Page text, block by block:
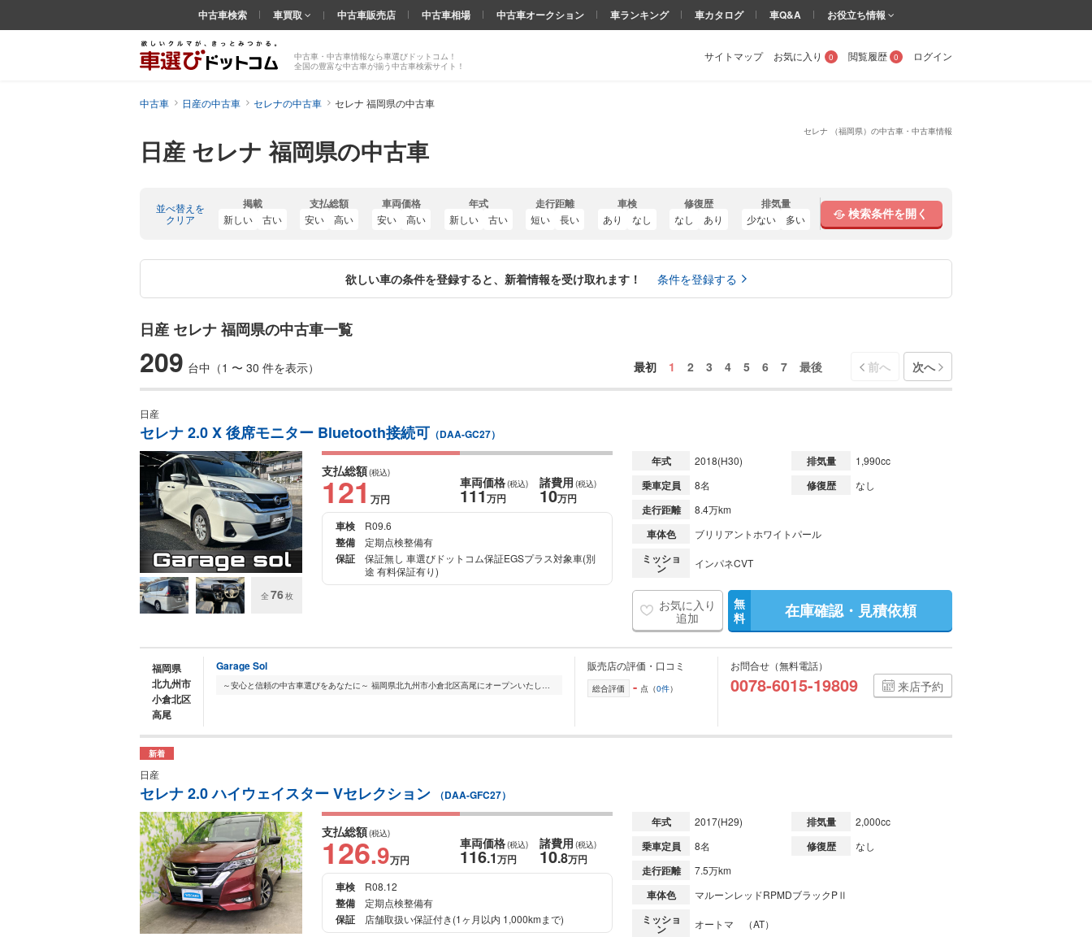
セレナ （福岡県）の中古車・中古車情報
日産 セレナ 福岡県の中古車
中古車・中古車情報なら車選びドットコム！
全国の豊富な中古車が揃う中古車検索サイト！
サイトマップ お気に入り 0 閲覧履歴 0 ログイン
中古車検索 車買取 中古車販売店 中古車相場 中古車オークション 車ランキング 車カタログ 車Q&A お役立ち情報
中古車 日産の中古車 セレナの中古車 セレナ 福岡県の中古車
並べ替えを
クリア
掲載
新しい 古い
支払総額
安い 高い
車両価格
安い 高い
年式
新しい 古い
走行距離
短い 長い
車検
あり なし
修復歴
なし あり
排気量
少ない 多い 検索条件を開く
欲しい車の条件を登録すると、新着情報を受け取れます！ 条件を登録する
日産 セレナ 福岡県の中古車一覧
209 台中（1 〜 30 件を表示） 最初 1 2 3 4 5 6 7 最後 前へ 次へ
日産
セレナ 2.0 X 後席モニター Bluetooth接続可 （DAA-GC27）
全 76枚
支払総額(税込)
121万円
車両価格(税込)
111万円
諸費用 (税込)
10万円
車検
R09.6
整備 定期点検整備有
保証
保証無し 車選びドットコム保証EGSプラス対象車(別
途 有料保証有り)
年式 2018(H30) 排気量 1,990cc
乗車定員 8名 修復歴 なし
走行距離 8.4万km
車体色 ブリリアントホワイトパール
ミッショ
ン インパネCVT
お気に入り
追加
無
料
在庫確認・見積依頼
福岡県
北九州市
小倉北区
高尾
Garage Sol
～安心と信頼の中古車選びをあなたに～ 福岡県北九州市小倉北区高尾にオープンいたしました『Garage Sol ガレージソル』は、お客様に安心と信頼をご提供することを目指...
販売店の評価・口コミ
総合評価 - 点（0件）
お問合せ（無料電話）
0078-6015-19809 来店予約
新着
日産
セレナ 2.0 ハイウェイスター Vセレクション （DAA-GFC27）
支払総額(税込)
126.9万円
車両価格(税込)
116.1万円
諸費用 (税込)
10.8万円
車検
R08.12
整備 定期点検整備有
保証 店舗取扱い保証付き(1ヶ月以内 1,000kmまで)
年式 2017(H29) 排気量 2,000cc
乗車定員 8名 修復歴 なし
走行距離 7.5万km
車体色 マルーンレッドRPMDブラックPⅡ
ミッショ
ン オートマ （AT）